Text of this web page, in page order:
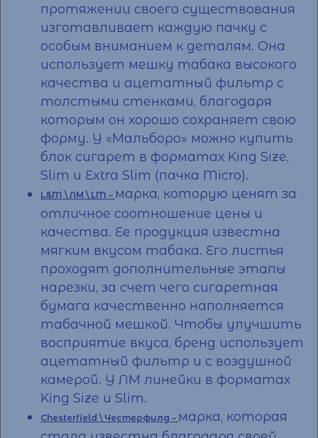
протяжении своего существования
изготавливает каждую пачку с
особым вниманием к деталям. Она
использует мешку табака высокого
качества и ацетатный фильтр с
толстыми стенками, благодаря
которым он хорошо сохраняет свою
форму. У «Мальборо» можно купить
блок сигарет в форматах King Size,
Slim и Extra Slim (пачка Micro).
L&M \ ЛМ \ LM – марка, которую ценят за
отличное соотношение цены и
качества. Ее продукция известна
мягким вкусом табака. Его листья
проходят дополнительные этапы
нарезки, за счет чего сигаретная
бумага качественно наполняется
табачной мешкой. Чтобы улучшить
восприятие вкуса, бренд использует
ацетатный фильтр и с воздушной
камерой. У ЛМ линейки в форматах
King Size и Slim.
Chesterfield \ Честерфилд – марка, которая